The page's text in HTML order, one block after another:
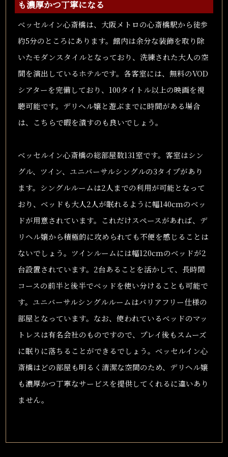
も濃厚かつ丁寧になる
ベッセルイン心斎橋は、大阪メトロの心斎橋駅から徒歩
約5分のところにあります。館内は余分な装飾を取り除
いたモダンスタイルとなっており、洗練された大人の空
間を演出しているホテルです。各客室には、無料のVOD
シアターを完備しており、100タイトル以上の映画を視
聴可能です。デリヘル嬢と遊ぶまでに時間がある場合
は、こちらで暇を潰すのも良いでしょう。
ベッセルイン心斎橋の総部屋数131室です。客室はシン
グル、ツイン、ユニバーサルシングルの3タイプがあり
ます。シングルルームは2人までの利用が可能となって
おり、ベッドも大人2人が眠れるように幅140cmのベッ
ドが用意されています。これだけスペースがあれば、デ
リヘル嬢から積極的に攻められても不便を感じることは
ないでしょう。ツインルームには幅120cmのベッドが2
台設置されています。2台あることを活かして、長時間
コースの前半と後半でベッドを使い分けることも可能で
す。ユニバーサルシングルルームはバリアフリー仕様の
部屋となっています。なお、使われているベッドのマッ
トレスは有名会社のものですので、プレイ後もスムーズ
に眠りに落ちることができるでしょう。ベッセルイン心
斎橋はどの部屋も明るく清潔な空間のため、デリヘル嬢
も濃厚かつ丁寧なサービスを提供してくれるに違いあり
ません。